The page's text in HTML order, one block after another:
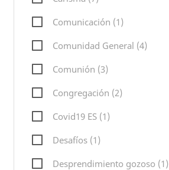
Comunicación (1)
Comunidad General (4)
Comunión (3)
Congregación (2)
Covid19 ES (1)
Desafíos (1)
Desprendimiento gozoso (1)